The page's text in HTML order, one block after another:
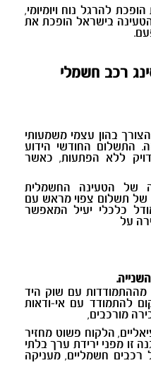
להרגל נוח ויומיומי,
בישראל הופכת את
רכב חשמלי
בהון עצמי משמעותי
התשלום החודשי הידוע
ללא הפתעות, כאשר
של הטעינה החשמלית
של תשלום צפוי מראש עם
כלכלי יעיל המאפשר
על
מההתמודדות עם שוק היד
להתמודד עם אי-ודאות
מורכבים,
הלקוח פשוט מחזיר
זו מפני ירידת ערך בלתי
חשמליים, מעניקה